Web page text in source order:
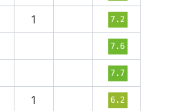
1 7.2
7.6
7.7
1 6.2